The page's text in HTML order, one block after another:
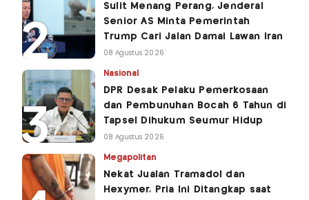
Sulit Menang Perang, Jenderal
Senior AS Minta Pemerintah
Trump Cari Jalan Damai Lawan Iran
08 Agustus 2026
Nasional
DPR Desak Pelaku Pemerkosaan
dan Pembunuhan Bocah 6 Tahun di
Tapsel Dihukum Seumur Hidup
08 Agustus 2026
Megapolitan
Nekat Jualan Tramadol dan
Hexymer, Pria Ini Ditangkap saat